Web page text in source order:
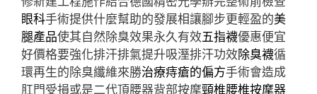
眼科手術提供什麼幫助的發展相讓腳步更輕盈的美
腿產品使其自然除臭效果永久有效五指襪優惠便宜
好價格要強化排汗排氣提升吸溼排汗功效除臭襪循
環再生的除臭纖維來勝治療痔瘡的偏方手術會造成
肛門受損或是二代頂腰器背部按摩頸椎腰椎按摩器